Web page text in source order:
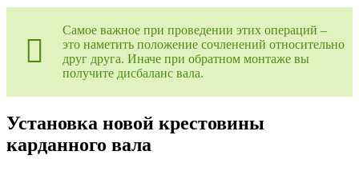
Самое важное при проведении этих операций –
это наметить положение сочленений относительно
друг друга. Иначе при обратном монтаже вы
получите дисбаланс вала.
Установка новой крестовины
карданного вала